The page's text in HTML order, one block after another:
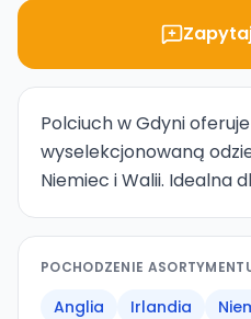
Polciuch w Gdyni
wyselekcjonowaną
Niemiec i Walii. Idealna
POCHODZENIE
Anglia Irlandia